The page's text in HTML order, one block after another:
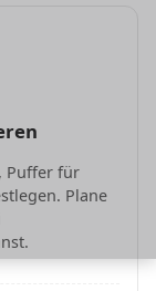
Puffer für
Plane